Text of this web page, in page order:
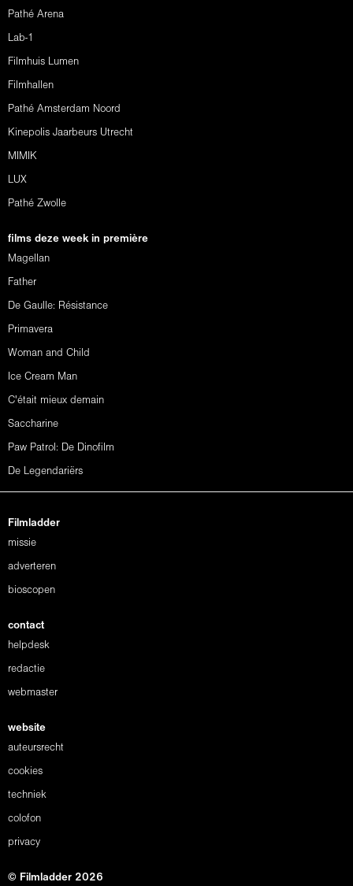
Pathé Arena
Lab-1
Filmhuis Lumen
Filmhallen
Pathé Amsterdam Noord
Kinepolis Jaarbeurs Utrecht
MIMIK
LUX
Pathé Zwolle
films deze week in première
Magellan
Father
De Gaulle: Résistance
Primavera
Woman and Child
Ice Cream Man
C'était mieux demain
Saccharine
Paw Patrol: De Dinofilm
De Legendariërs
Filmladder
missie
adverteren
bioscopen
contact
helpdesk
redactie
webmaster
website
auteursrecht
cookies
techniek
colofon
privacy
© Filmladder 2026